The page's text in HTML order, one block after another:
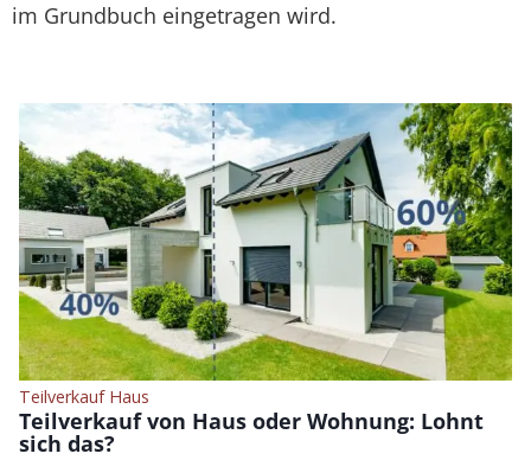
im Grundbuch eingetragen wird.
Teilverkauf Haus
Teilverkauf von Haus oder Wohnung: Lohnt
sich das?